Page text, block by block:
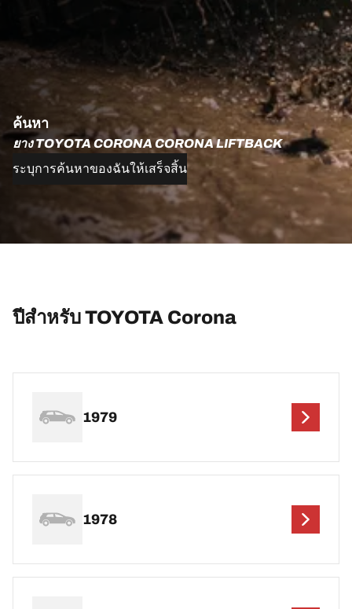
ค้นหา
ยาง TOYOTA CORONA CORONA LIFTBACK
ระบุการค้นหาของฉันให้เสร็จสิ้น
ปีสำหรับ TOYOTA Corona
1979
1978